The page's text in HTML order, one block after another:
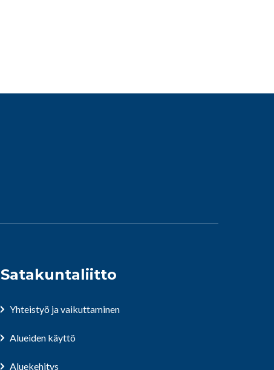
Satakuntaliitto
Yhteistyö ja vaikuttaminen
Alueiden käyttö
Aluekehitys